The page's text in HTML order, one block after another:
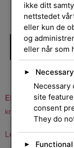
EPOS ADAPT 360
kr 202,00 eksl. mva.
Legg i handlekurv
ikke ditt
nettstedet
eller kun de
og
eller når som
►
Necessary
site
consent
They do
►